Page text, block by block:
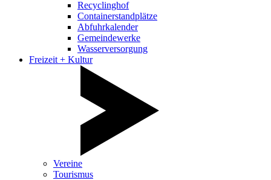
Recyclinghof
Containerstandplätze
Abfuhrkalender
Gemeindewerke
Wasserversorgung
Freizeit + Kultur
Vereine
Tourismus